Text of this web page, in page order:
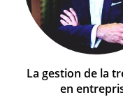
La gestion de la
en